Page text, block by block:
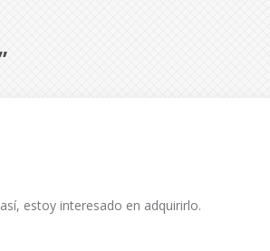
estoy interesado en adquirirlo.